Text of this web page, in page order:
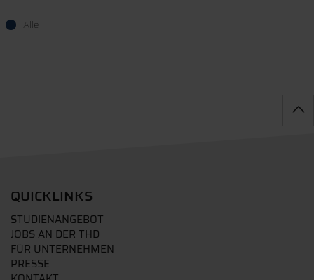
Alle
QUICKLINKS
STUDIENANGEBOT
JOBS AN DER THD
FÜR UNTERNEHMEN
PRESSE